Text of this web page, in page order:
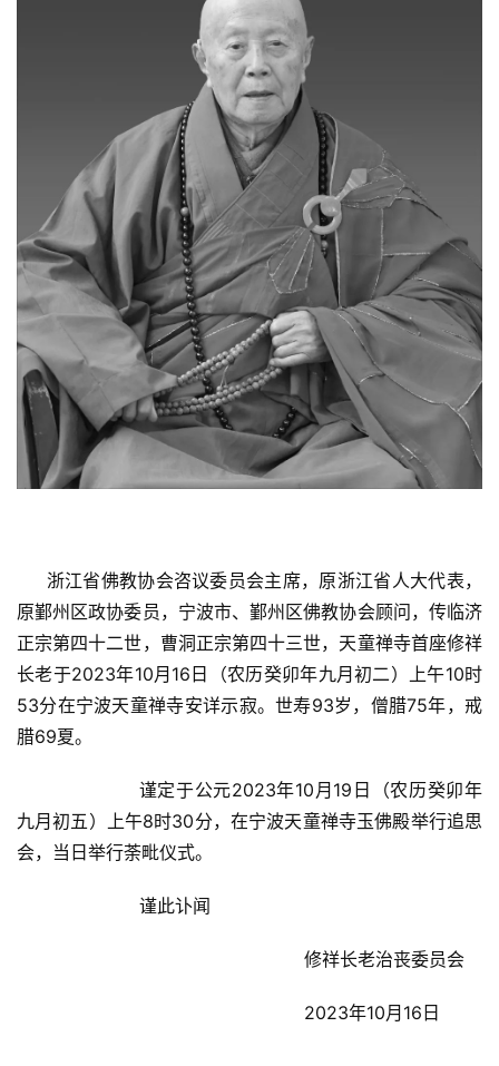
浙江省佛教协会咨议委员会主席，原浙江省人大代表，
原鄞州区政协委员，宁波市、鄞州区佛教协会顾问，传临济
正宗第四十二世，曹洞正宗第四十三世，天童禅寺首座修祥
长老于2023年10月16日（农历癸卯年九月初二）上午10时
53分在宁波天童禅寺安详示寂。世寿93岁，僧腊75年，戒
腊69夏。
谨定于公元2023年10月19日（农历癸卯年
九月初五）上午8时30分，在宁波天童禅寺玉佛殿举行追思
会，当日举行荼毗仪式。
谨此讣闻
修祥长老治丧委员会
2023年10月16日